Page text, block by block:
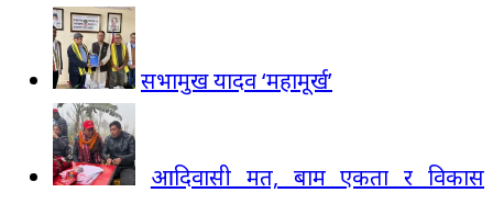
सभामुख यादव ‘महामूर्ख’
आदिवासी मत, बाम एकता र विकास